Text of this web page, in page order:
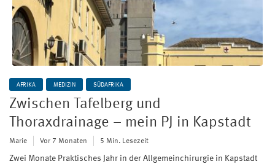
AFRIKA MEDIZIN SÜDAFRIKA
Zwischen Tafelberg und
Thoraxdrainage – mein PJ in Kapstadt
Marie Vor 7 Monaten 5 Min. Lesezeit
Zwei Monate Praktisches Jahr in der Allgemeinchirurgie in Kapstadt